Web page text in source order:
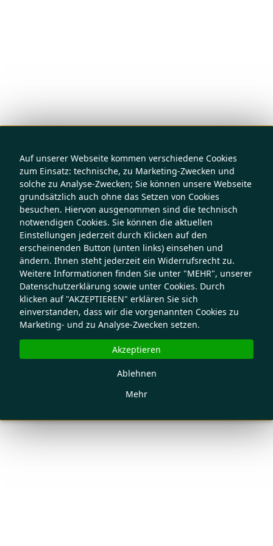
Auf unserer Webseite kommen verschiedene Cookies
zum Einsatz: technische, zu Marketing-Zwecken und
solche zu Analyse-Zwecken; Sie können unsere Webseite
grundsätzlich auch ohne das Setzen von Cookies
besuchen. Hiervon ausgenommen sind die technisch
notwendigen Cookies. Sie können die aktuellen
Einstellungen jederzeit durch Klicken auf den
erscheinenden Button (unten links) einsehen und
ändern. Ihnen steht jederzeit ein Widerrufsrecht zu.
Weitere Informationen finden Sie unter "MEHR", unserer
Datenschutzerklärung sowie unter Cookies. Durch
klicken auf "AKZEPTIEREN" erklären Sie sich
einverstanden, dass wir die vorgenannten Cookies zu
Marketing- und zu Analyse-Zwecken setzen.
Mehr
Ablehnen
Akzeptieren